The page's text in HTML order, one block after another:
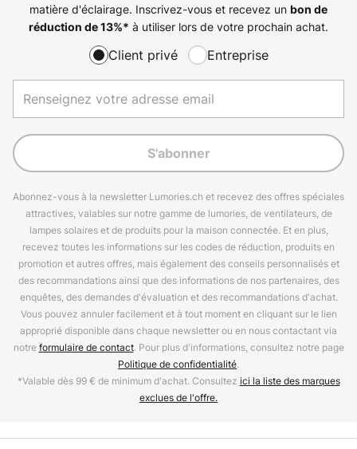
matière d'éclairage. Inscrivez-vous et recevez un bon de
réduction de13%* à utiliser lors de votre prochain achat.
Client privé Entreprise
S'abonner
Abonnez-vous à la newsletter Lumories.ch et recevez des offres spéciales
attractives, valables sur notre gamme de lumories, de ventilateurs, de
lampes solaires et de produits pour la maison connectée. Et en plus,
recevez toutes les informations sur les codes de réduction, produits en
promotion et autres offres, mais également des conseils personnalisés et
des recommandations ainsi que des informations de nos partenaires, des
enquêtes, des demandes d'évaluation et des recommandations d'achat.
Vous pouvez annuler facilement et à tout moment en cliquant sur le lien
approprié disponible dans chaque newsletter ou en nous contactant via
notreformulaire de contact. Pour plus d'informations, consultez notre page
Politique de confidentialité.
*Valable dès 99 € de minimum d'achat. Consultez ici la liste des marques
exclues de l'offre.